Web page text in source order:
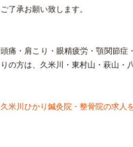
ご了承お願い致します。
頭痛・肩こり・眼精疲労・顎関節症
りの方は、久米川・東村山・萩山・
久米川ひかり鍼灸院・整骨院の求人